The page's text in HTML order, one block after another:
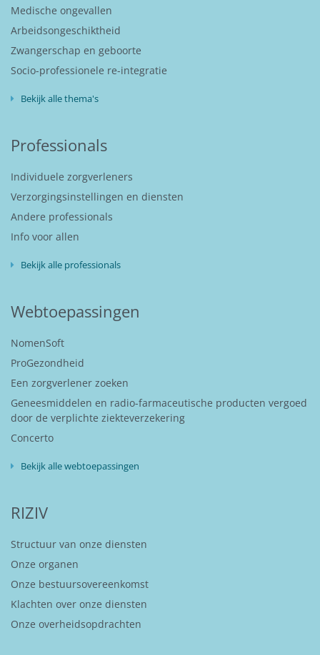
Medische ongevallen
Arbeidsongeschiktheid
Zwangerschap en geboorte
Socio-professionele re-integratie
Bekijk alle thema's
Professionals
Individuele zorgverleners
Verzorgingsinstellingen en diensten
Andere professionals
Info voor allen
Bekijk alle professionals
Webtoepassingen
NomenSoft
ProGezondheid
Een zorgverlener zoeken
Geneesmiddelen en radio-farmaceutische producten vergoed
door de verplichte ziekteverzekering
Concerto
Bekijk alle webtoepassingen
RIZIV
Structuur van onze diensten
Onze organen
Onze bestuursovereenkomst
Klachten over onze diensten
Onze overheidsopdrachten